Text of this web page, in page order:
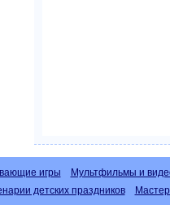
игры Мультфильмы и
детских праздников